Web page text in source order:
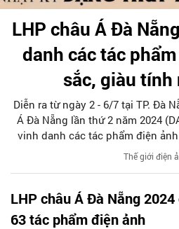
LHP châu Á Đà
danh các tác
sắc, giàu tính
Diễn ra từ ngày 2 - 6/7 tại TP. Đà
Á Đà Nẵng lần thứ 2 năm 2024
vinh danh các tác phẩm điện
văn, có khám phá mới mẻ,
Thế giới điện
LHP châu Á Đà Nẵng
63 tác phẩm điện ảnh